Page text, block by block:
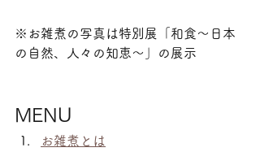
※お雑煮の写真は特別展「和食～日本
の自然、人々の知恵～」の展示
MENU
お雑煮とは